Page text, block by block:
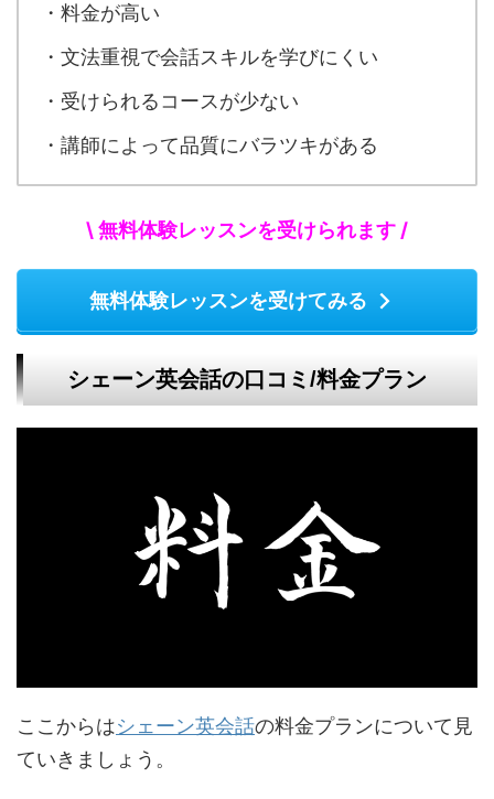
・料金が高い
・文法重視で会話スキルを学びにくい
・受けられるコースが少ない
・講師によって品質にバラツキがある
\ 無料体験レッスンを受けられます /
無料体験レッスンを受けてみる
シェーン英会話の口コミ/料金プラン
ここからはシェーン英会話の料金プランについて見
ていきましょう。